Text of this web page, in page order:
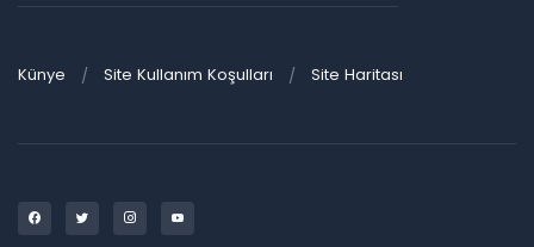
Künye Site Kullanım Koşulları Site Haritası